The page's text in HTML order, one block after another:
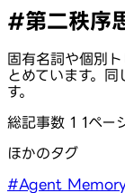
#第二秩序
固有名詞や個別
とめています。
す。
総記事数 1 1ペー
ほかのタグ
#Agent